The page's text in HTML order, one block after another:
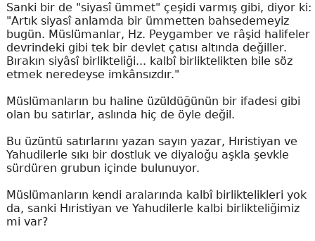
Sanki bir de "siyasî ümmet" çeşidi varmış gibi, diyor ki:
"Artık siyasî anlamda bir ümmetten bahsedemeyiz
bugün. Müslümanlar, Hz. Peygamber ve râşid halifeler
devrindeki gibi tek bir devlet çatısı altında değiller.
Bırakın siyâsî birlikteliği... kalbî birliktelikten bile söz
etmek neredeyse imkânsızdır."
Müslümanların bu haline üzüldüğünün bir ifadesi gibi
olan bu satırlar, aslında hiç de öyle değil.
Bu üzüntü satırlarını yazan sayın yazar, Hıristiyan ve
Yahudilerle sıkı bir dostluk ve diyaloğu aşkla şevkle
sürdüren grubun içinde bulunuyor.
Müslümanların kendi aralarında kalbî birliktelikleri yok
da, sanki Hıristiyan ve Yahudilerle kalbi birlikteliğimiz
mi var?